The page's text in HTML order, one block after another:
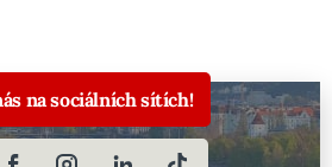
na sociálních sítích!